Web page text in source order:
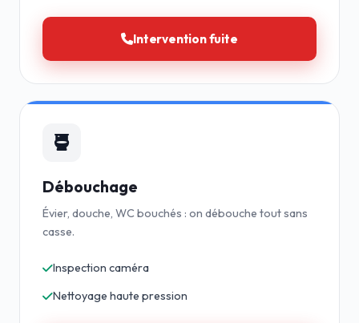
Intervention fuite
Débouchage
Évier, douche, WC bouchés : on débouche tout sans
casse.
Inspection caméra
Nettoyage haute pression